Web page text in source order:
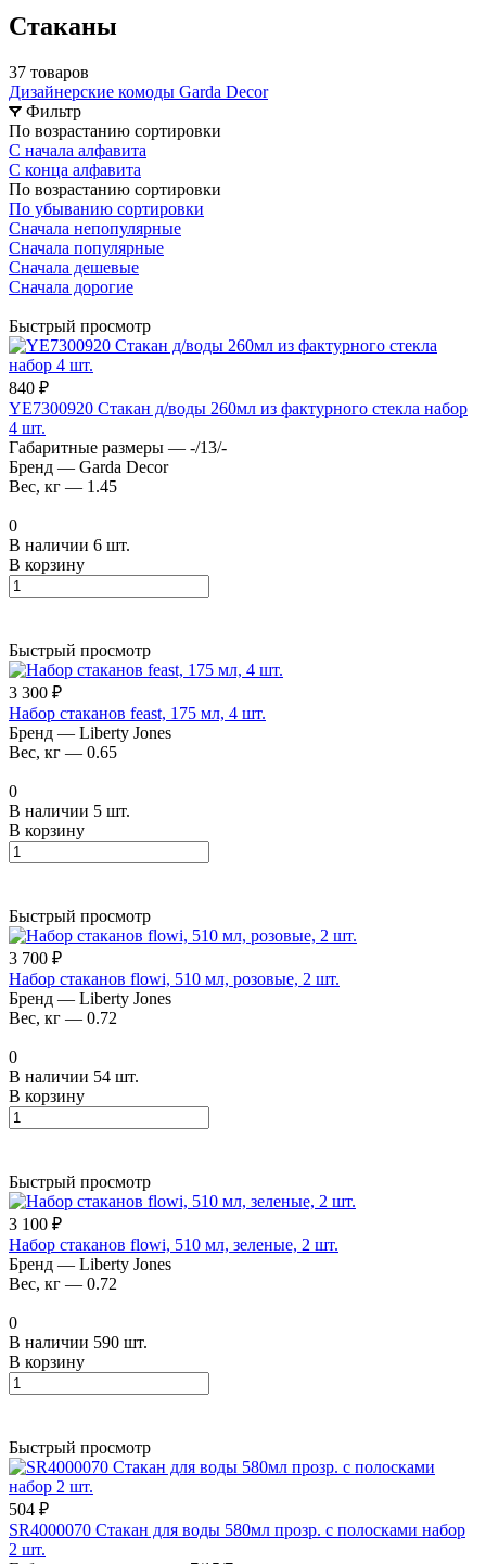
Стаканы
37 товаров
Дизайнерские комоды Garda Decor
Фильтр
По возрастанию сортировки
С начала алфавита
С конца алфавита
По возрастанию сортировки
По убыванию сортировки
Сначала непопулярные
Сначала популярные
Сначала дешевые
Сначала дорогие
Быстрый просмотр
840 ₽
YE7300920 Стакан д/воды 260мл из фактурного стекла набор
4 шт.
Габаритные размеры — -/13/-
Бренд — Garda Decor
Вес, кг — 1.45
0
В наличии 6 шт.
В корзину
Быстрый просмотр
3 300 ₽
Набор стаканов feast, 175 мл, 4 шт.
Бренд — Liberty Jones
Вес, кг — 0.65
0
В наличии 5 шт.
В корзину
Быстрый просмотр
3 700 ₽
Набор стаканов flowi, 510 мл, розовые, 2 шт.
Бренд — Liberty Jones
Вес, кг — 0.72
0
В наличии 54 шт.
В корзину
Быстрый просмотр
3 100 ₽
Набор стаканов flowi, 510 мл, зеленые, 2 шт.
Бренд — Liberty Jones
Вес, кг — 0.72
0
В наличии 590 шт.
В корзину
Быстрый просмотр
504 ₽
SR4000070 Стакан для воды 580мл прозр. с полосками набор
2 шт.